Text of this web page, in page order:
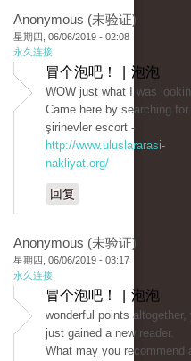
Anonymous (未验证)
星期四, 06/06/2019 - 02:08
永久连接
冒个泡吧！ | 泡泡
WOW just what I was
Came here by searching for
şirinevler escort -
http://www.uluslararasi-
nakliyat.org/
回复
Anonymous (未验证)
星期四, 06/06/2019 - 03:17
永久连接
冒个泡吧！ | 泡泡
wonderful points altogether,
just gained a new reader.
What may you recommend